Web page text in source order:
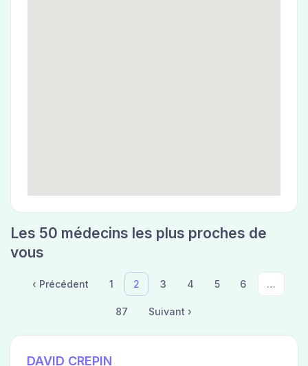
Les 50 médecins les plus proches de
vous
‹ Précédent 1 2 3 4 5 6 …
87 Suivant ›
DAVID CREPIN